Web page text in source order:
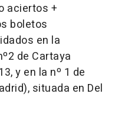
aciertos +
boletos
en la
de Cartaya
y en la nº 1 de
situada en Del